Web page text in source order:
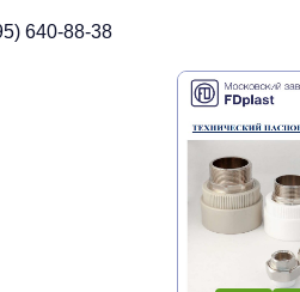
640-88-38